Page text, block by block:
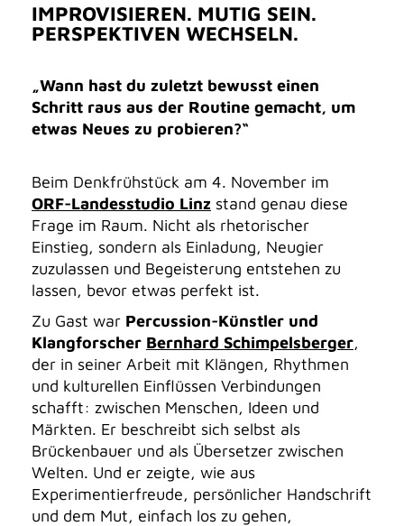
IMPROVISIEREN. MUTIG SEIN.
PERSPEKTIVEN WECHSELN.
„Wann hast du zuletzt bewusst einen
Schritt raus aus der Routine gemacht, um
etwas Neues zu probieren?“
Beim Denkfrühstück am 4. November im
ORF-Landesstudio Linz stand genau diese
Frage im Raum. Nicht als rhetorischer
Einstieg, sondern als Einladung, Neugier
zuzulassen und Begeisterung entstehen zu
lassen, bevor etwas perfekt ist.
Zu Gast war Percussion-Künstler und
Klangforscher Bernhard Schimpelsberger,
der in seiner Arbeit mit Klängen, Rhythmen
und kulturellen Einflüssen Verbindungen
schafft: zwischen Menschen, Ideen und
Märkten. Er beschreibt sich selbst als
Brückenbauer und als Übersetzer zwischen
Welten. Und er zeigte, wie aus
Experimentierfreude, persönlicher Handschrift
und dem Mut, einfach los zu gehen,